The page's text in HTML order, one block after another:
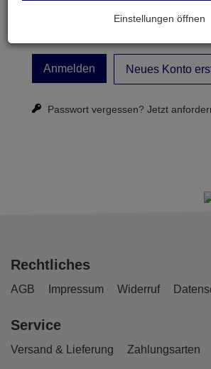
Neues Konto
Passwort vergessen? Jetzt
Rechtliches
AGB Impressum Widerruf
Service
Versand & Lieferung Zahlungsarten
Einstellungen öffnen